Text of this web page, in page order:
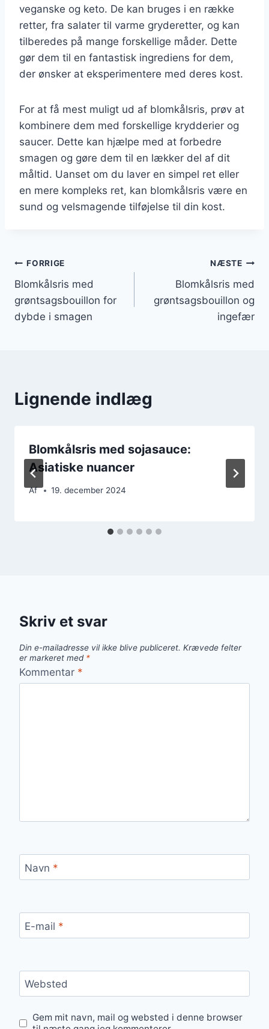
veganske og keto. De kan bruges i en række
retter, fra salater til varme gryderetter, og kan
tilberedes på mange forskellige måder. Dette
gør dem til en fantastisk ingrediens for dem,
der ønsker at eksperimentere med deres kost.
For at få mest muligt ud af blomkålsris, prøv at
kombinere dem med forskellige krydderier og
saucer. Dette kan hjælpe med at forbedre
smagen og gøre dem til en lækker del af dit
måltid. Uanset om du laver en simpel ret eller
en mere kompleks ret, kan blomkålsris være en
sund og velsmagende tilføjelse til din kost.
Indlægsnavigation
FORRIGE
Blomkålsris med
grøntsagsbouillon for
dybde i smagen
NÆSTE
Blomkålsris med
grøntsagsbouillon og
ingefær
Lignende indlæg
Blomkålsris med sojasauce:
Asiatiske nuancer
Af 19. december 2024
Skriv et svar
Din e-mailadresse vil ikke blive publiceret. Krævede felter
er markeret med *
Kommentar *
Navn *
E-mail *
Websted
Gem mit navn, mail og websted i denne browser